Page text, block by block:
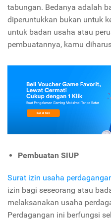
tabungan. Bedanya adalah
diperuntukkan bukan untuk
untuk badan usaha atau
pembuatannya, kamu
Pembuatan SIUP
Surat izin usaha
izin bagi seseorang atau
melaksanakan usaha
Perdagangan ini berfungsi